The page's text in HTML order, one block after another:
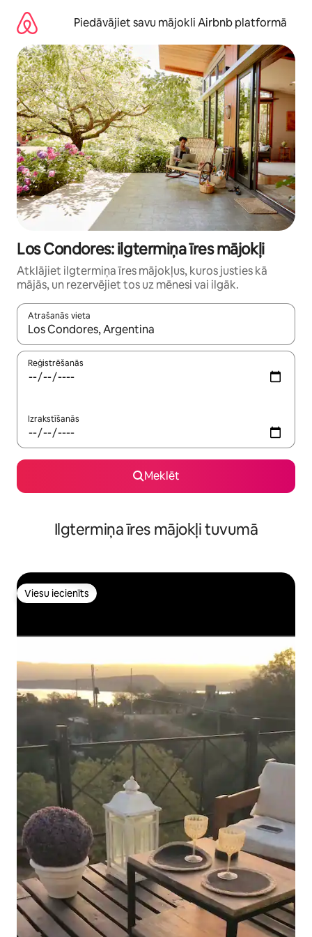
saturu
Piedāvājiet savu mājokli Airbnb platformā
Los Condores: ilgtermiņa īres mājokļi
Atklājiet ilgtermiņa īres mājokļus, kuros justies kā
mājās, un rezervējiet tos uz mēnesi vai ilgāk.
Atrašanās vieta
Kad rezultāti kļūs pieejami, izmantojiet bultiņu uz augšu un
Reģistrēšanās
Izrakstīšanās
Meklēt
Ilgtermiņa īres mājokļi tuvumā
Viesu iecienīts
Viesu iecienīts